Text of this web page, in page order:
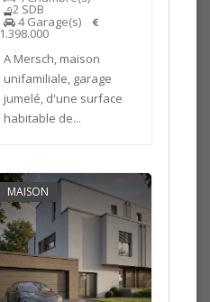
2 SDB
4Garage(s)
1.398.000
A Mersch, maison
unifamiliale, garage
jumelé, d'une surface
habitable de...
MAISON